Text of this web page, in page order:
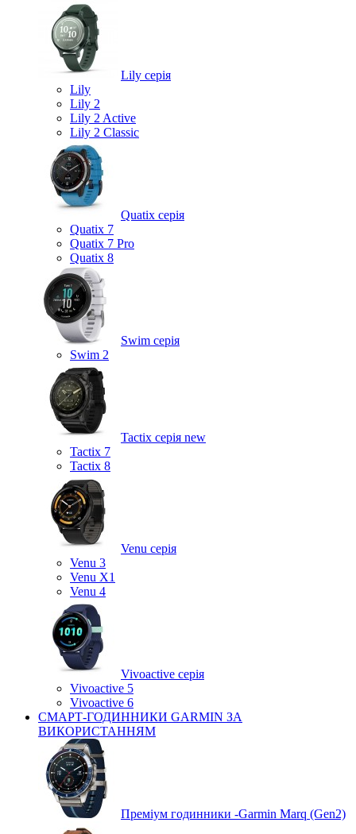
Lily серія
Lily
Lily 2
Lily 2 Active
Lily 2 Classic
Quatix серія
Quatix 7
Quatix 7 Pro
Quatix 8
Swim серія
Swim 2
Tactix серія new
Tactix 7
Tactix 8
Venu серія
Venu 3
Venu X1
Venu 4
Vivoactive серія
Vivoactive 5
Vivoactive 6
СМАРТ-ГОДИННИКИ GARMIN ЗА
ВИКОРИСТАННЯМ
Преміум годинники -Garmin Marq (Gen2)